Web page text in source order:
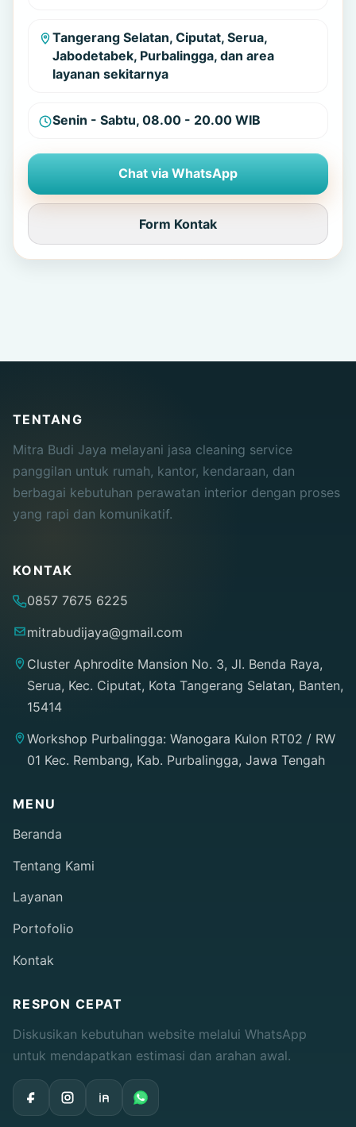
Tangerang Selatan, Ciputat, Serua,
Jabodetabek, Purbalingga, dan area
layanan sekitarnya
Senin - Sabtu, 08.00 - 20.00 WIB
Chat via WhatsApp
Form Kontak
TENTANG
Mitra Budi Jaya melayani jasa cleaning service
panggilan untuk rumah, kantor, kendaraan, dan
berbagai kebutuhan perawatan interior dengan proses
yang rapi dan komunikatif.
KONTAK
0857 7675 6225
mitrabudijaya@gmail.com
Cluster Aphrodite Mansion No. 3, Jl. Benda Raya,
Serua, Kec. Ciputat, Kota Tangerang Selatan, Banten,
15414
Workshop Purbalingga: Wanogara Kulon RT02 / RW
01 Kec. Rembang, Kab. Purbalingga, Jawa Tengah
MENU
Beranda
Tentang Kami
Layanan
Portofolio
Kontak
RESPON CEPAT
Diskusikan kebutuhan website melalui WhatsApp
untuk mendapatkan estimasi dan arahan awal.